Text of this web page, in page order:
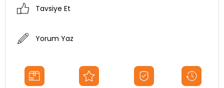
Tavsiye Et
Yorum Yaz